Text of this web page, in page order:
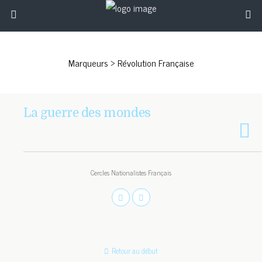
Marqueurs › Révolution Française
La guerre des mondes
Cercles Nationalistes Français
Retour au début